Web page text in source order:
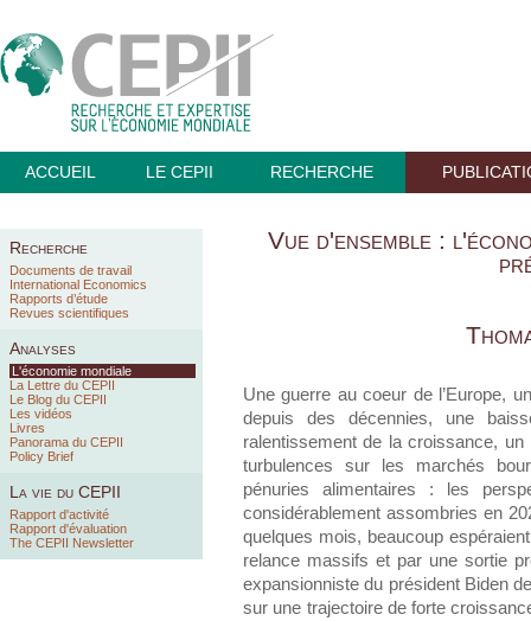
ACCUEIL LE CEPII RECHERCHE
Recherche
Documents de travail
International Economics
Rapports d’étude
Revues scientifiques
Analyses
L'économie mondiale
La Lettre du CEPII
Le Blog du CEPII
Les vidéos
Livres
Panorama du CEPII
Policy Brief
La vie du CEPII
Rapport d'activité
Rapport d'évaluation
The CEPII Newsletter
Vue d'ensemble :
Une guerre au coeur de l’Europe,
depuis des décennies, une
ralentissement de la croissance,
turbulences sur les marchés
pénuries alimentaires : les
considérablement assombries en
quelques mois, beaucoup
relance massifs et par une sortie
expansionniste du président Biden
sur une trajectoire de forte